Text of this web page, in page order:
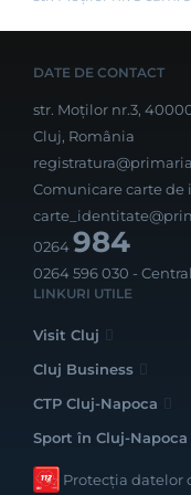
DATE DE CONTACT
str. Moților nr.3,
Cluj, România
Comunicare carte de
0264984
0264 596 030 -
LINKURI UTILE
Visit Cluj
Cluj Business
CTP Cluj-Napoca
Sport în Cluj-Napoca
Protecția datelor